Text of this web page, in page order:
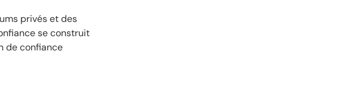
privés et des
se construit
de confiance